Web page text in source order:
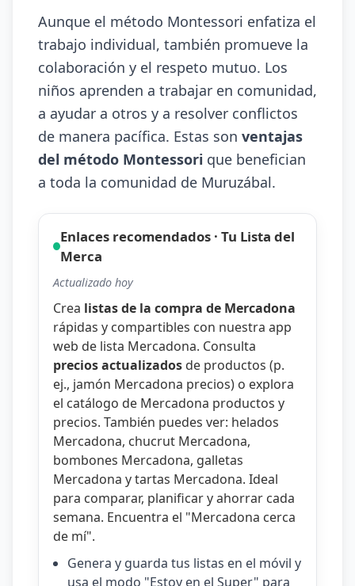
Aunque el método Montessori enfatiza el
trabajo individual, también promueve la
colaboración y el respeto mutuo. Los
niños aprenden a trabajar en comunidad,
a ayudar a otros y a resolver conflictos
de manera pacífica. Estas son ventajas
del método Montessori que benefician
a toda la comunidad de Muruzábal.
Enlaces recomendados · Tu Lista del
Merca
Actualizado hoy
Crea listas de la compra de Mercadona
rápidas y compartibles con nuestra app
web de lista Mercadona. Consulta
precios actualizados de productos (p.
ej., jamón Mercadona precios) o explora
el catálogo de Mercadona productos y
precios. También puedes ver: helados
Mercadona, chucrut Mercadona,
bombones Mercadona, galletas
Mercadona ytartas Mercadona. Ideal
para comparar, planificar y ahorrar cada
semana. Encuentra el "Mercadona cerca
de mí".
Genera y guarda tus listas en el móvil y
usa el modo "Estoy en el Super" para